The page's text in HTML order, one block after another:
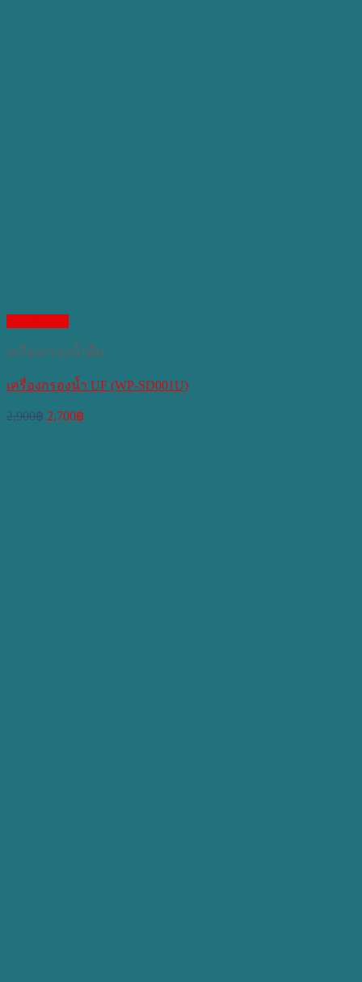
เครื่องกรองน้ำดื่ม
เครื่องกรองน้ำ UF (WP-SD001U)
2,900฿ Original
2,700฿